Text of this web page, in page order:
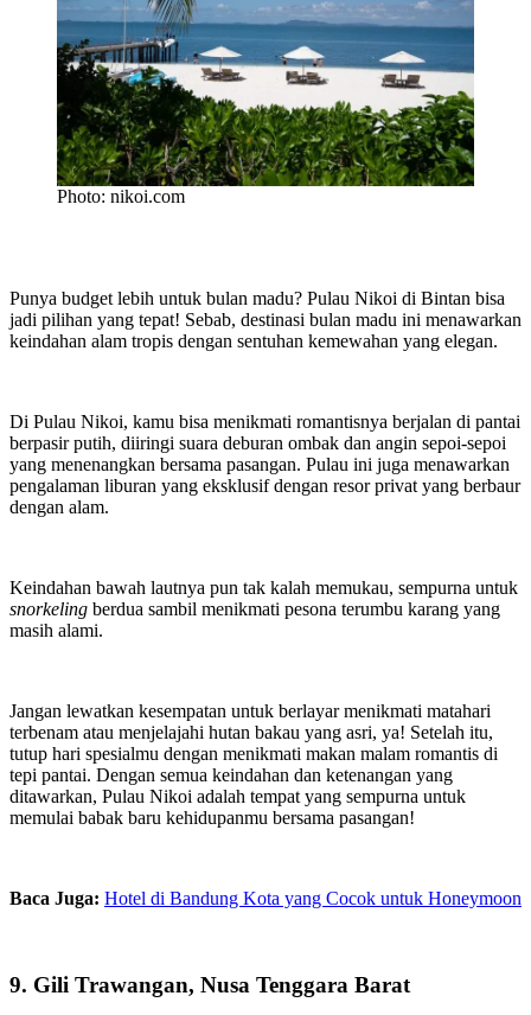
Photo: nikoi.com
Punya budget lebih untuk bulan madu? Pulau Nikoi di Bintan bisa
jadi pilihan yang tepat! Sebab, destinasi bulan madu ini menawarkan
keindahan alam tropis dengan sentuhan kemewahan yang elegan.
Di Pulau Nikoi, kamu bisa menikmati romantisnya berjalan di pantai
berpasir putih, diiringi suara deburan ombak dan angin sepoi-sepoi
yang menenangkan bersama pasangan. Pulau ini juga menawarkan
pengalaman liburan yang eksklusif dengan resor privat yang berbaur
dengan alam.
Keindahan bawah lautnya pun tak kalah memukau, sempurna untuk
snorkeling berdua sambil menikmati pesona terumbu karang yang
masih alami.
Jangan lewatkan kesempatan untuk berlayar menikmati matahari
terbenam atau menjelajahi hutan bakau yang asri, ya! Setelah itu,
tutup hari spesialmu dengan menikmati makan malam romantis di
tepi pantai. Dengan semua keindahan dan ketenangan yang
ditawarkan, Pulau Nikoi adalah tempat yang sempurna untuk
memulai babak baru kehidupanmu bersama pasangan!
Baca Juga: Hotel di Bandung Kota yang Cocok untuk Honeymoon
9. Gili Trawangan, Nusa Tenggara Barat